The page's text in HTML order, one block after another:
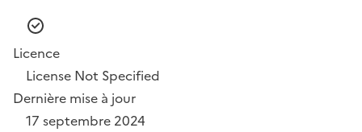
Licence
License Not Specified
Dernière mise à jour
17 septembre 2024